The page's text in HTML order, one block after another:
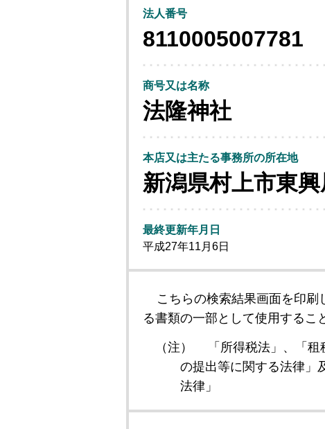
法人番号
8110005007781
商号又は名称
法隆神社
本店又は主たる事務所の所在地
新潟県村上市東
最終更新年月日
平成27年11月6日
こちらの検索結果画面を印
る書類の一部として使用するこ
（注）
「所得税法」、「
の提出等に関する法律」
法律」